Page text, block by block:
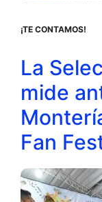
¡TE CONTAMOS!
La
mide
Fan